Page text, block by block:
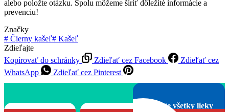
alebo položte otázku. Spolu môžeme šíriť dôležité informácie a
prevenciu!
Značky
# Čierny kašeľ# Kašeľ
Zdieľajte
Kopírovať do schránky
Zdieľať cez Facebook
Zdieľať cez
WhatsApp
Zdieľať cez Pinterest
Objavte všetky lieky